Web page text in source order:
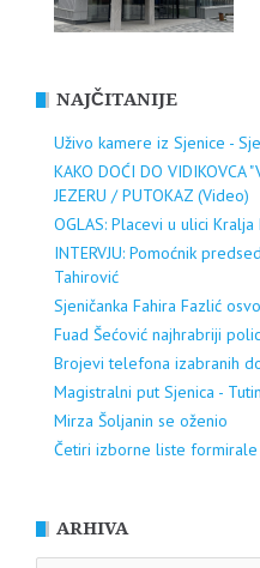
NAJČITANIJE
Uživo kamere iz Sjenice -
KAKO DOĆI DO VIDIKOVCA
JEZERU / PUTOKAZ (Video)
OGLAS: Placevi u ulici
INTERVJU: Pomoćnik
Tahirović
Sjeničanka Fahira Fazlić
Fuad Šećović najhrabriji
Brojevi telefona izabranih
Magistralni put Sjenica -
Mirza Šoljanin se oženio
Četiri izborne liste formirale
ARHIVA